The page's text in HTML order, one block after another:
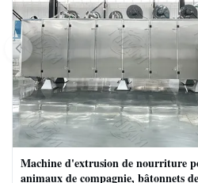
Machine d'extrusion de nourriture
animaux de compagnie, bâtonnets